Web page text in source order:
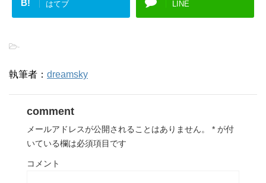
B! はてブ LINE
-
執筆者： dreamsky
comment
メールアドレスが公開されることはありません。 * が付
いている欄は必須項目です
コメント